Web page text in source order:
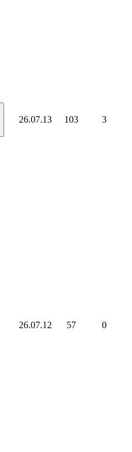
26.07.13 103 3
26.07.12 57 0